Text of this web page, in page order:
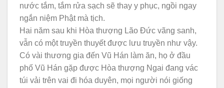
nước tắm, tắm rửa sạch sẽ thay y phục, ngồi ngay
ngắn niệm Phật mà tịch.
Hai năm sau khi Hòa thượng Lão Đức vãng sanh,
vẫn có một truyền thuyết được lưu truyền như vậy.
Có vài thương gia đến Vũ Hán làm ăn, họ ở đầu
phố Vũ Hán gặp được Hòa thượng Ngai đang vác
túi vải trên vai đi hóa duyên, mọi người nói giống